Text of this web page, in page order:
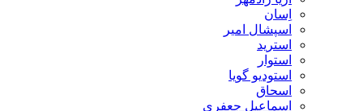
اِسان
اسپشال امیر
استرید
استوار
استودیو گویا
اسحاق
اسماعیل جعفری